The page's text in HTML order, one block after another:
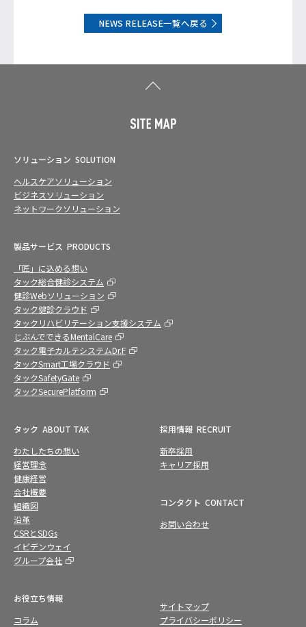
NEWS RELEASE一覧へ戻る
ソリューション SOLUTION
ヘルスケアソリューション
ビジネスソリューション
ネットワークソリューション
製品サービス PRODUCTS
「匠」に込める想い
タック総合健診システム
健診Webソリューション
タック健診クラウド
タックリハビリテーション支援システム
じぶんでできるMentalCare
タック電子カルテシステムDr.F
タックSmart工場クラウド
タックSafetyGate
タックSecurePlatform
タック ABOUT TAK
わたしたちの想い
経営理念
健康経営
会社概要
組織図
沿革
CSRとSDGs
イビデンウェイ
グループ会社
お役立ち情報
コラム
採用情報 RECRUIT
新卒採用
キャリア採用
コンタクト CONTACT
お問い合わせ
サイトマップ
プライバシーポリシー